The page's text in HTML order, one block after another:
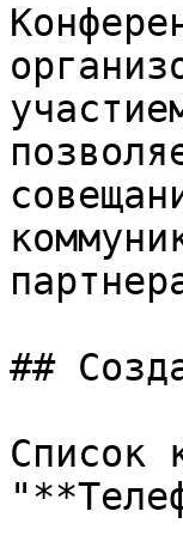
##
Список